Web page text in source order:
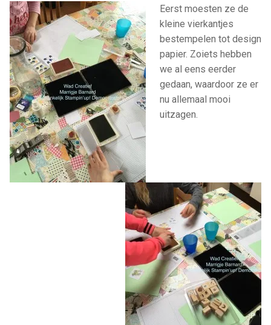
Eerst moesten ze de
kleine vierkantjes
bestempelen tot design
papier. Zoiets hebben
we al eens eerder
gedaan, waardoor ze er
nu allemaal mooi
uitzagen.